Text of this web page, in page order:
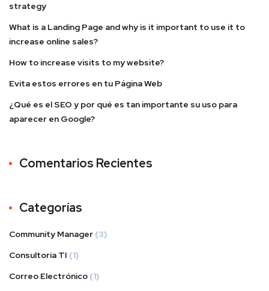
strategy
What is a Landing Page and why is it important to use it to
increase online sales?
How to increase visits to my website?
Evita estos errores en tu Página Web
¿Qué es el SEO y por qué es tan importante su uso para
aparecer en Google?
Comentarios Recientes
Categorías
Community Manager (3)
Consultoria TI (1)
Correo Electrónico (1)